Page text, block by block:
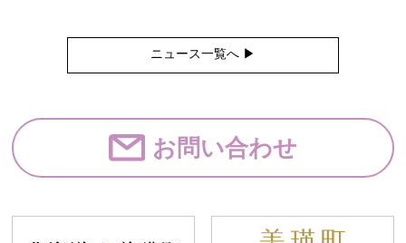
ニュース一覧へ ▶︎
お問い合わせ